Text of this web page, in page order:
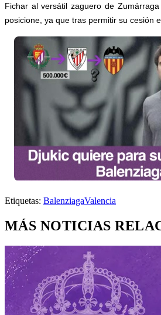
Fichar al versátil zaguero de
posicione, ya que tras permitir su cesión
Etiquetas: BalenziagaValencia
MÁS NOTICIAS